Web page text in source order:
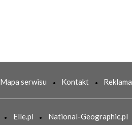
Mapa serwisu Kontakt Reklama
Elle.pl National-Geographic.pl